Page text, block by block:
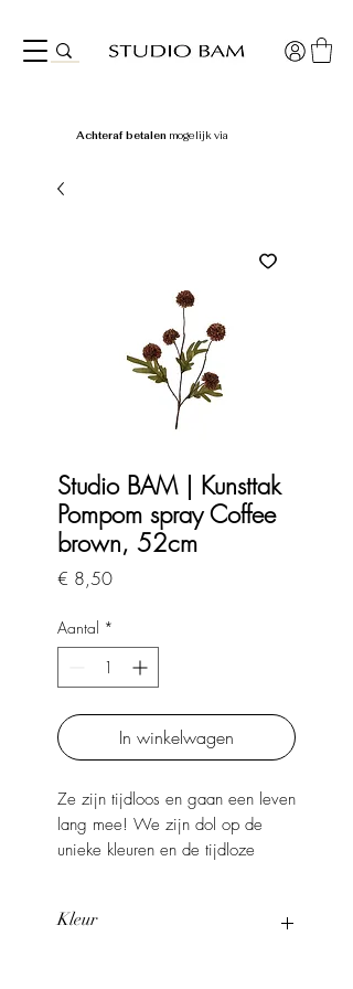
Achteraf betalen mogelijk via
Studio BAM | Kunsttak
Pompom spray Coffee
brown, 52cm
€ 8,50Prijs
Aantal *
In winkelwagen
Ze zijn tijdloos en gaan een leven
lang mee! We zijn dol op de
unieke kleuren en de tijdloze
kunsttakken collectie van Studio
Kleur